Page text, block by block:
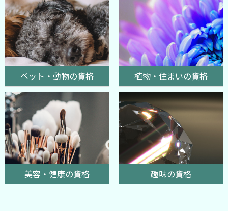
ペット・動物の資格 植物・住まいの資格
美容・健康の資格 趣味の資格